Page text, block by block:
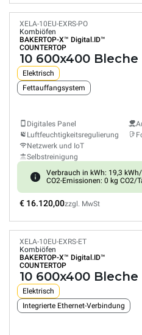
XELA-10EU-EXRS-PO
Kombiöfen
BAKERTOP-X™ Digital.ID™
COUNTERTOP
10 600x400 Bleche
Elektrisch
Fettauffangsystem
Digitales Panel
Luftfeuchtigkeitsregulierung
Netzwerk und IoT
Selbstreinigung
Verbrauch in kWh: 19,3
CO2-Emissionen: 0 kg CO2/
€ 16.120,00zzgl. MwSt
XELA-10EU-EXRS-ET
Kombiöfen
BAKERTOP-X™ Digital.ID™
COUNTERTOP
10 600x400 Bleche
Elektrisch
Integrierte Ethernet-Verbindung